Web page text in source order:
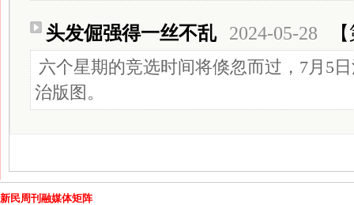
头发倔强得一丝不乱 2024-05-28
六个星期的竞选时间将倏忽而过，7月5
治版图。
新民周刊融媒体矩阵